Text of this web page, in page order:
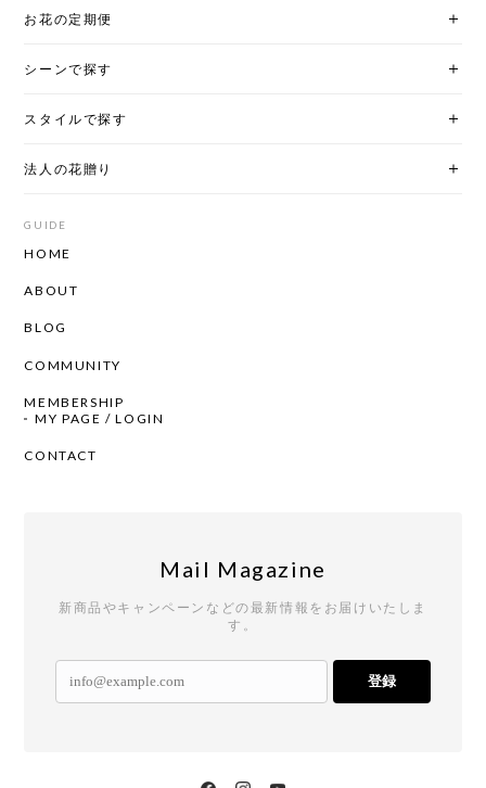
お花の定期便
シーンで探す
スタイルで探す
法人の花贈り
GUIDE
HOME
ABOUT
BLOG
COMMUNITY
MEMBERSHIP
MY PAGE / LOGIN
CONTACT
Mail Magazine
新商品やキャンペーンなどの最新情報をお届けいたしま
す。
登録